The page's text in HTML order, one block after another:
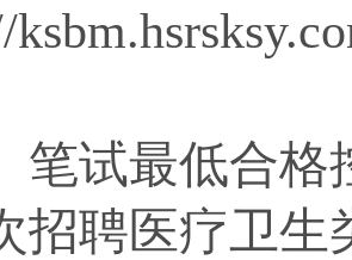
笔试最低合格
招聘医疗卫生